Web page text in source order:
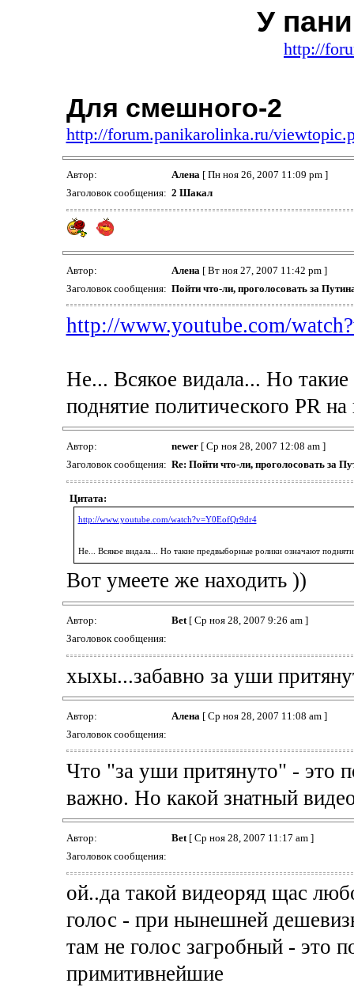
У
http://
Для смешного-2
http://forum.panikarolinka.ru/
Автор: Алена[ Пн ноя 26, 2007 11:09 pm ]
Заголовок сообщения: 2 Шакал
Автор: Алена [ Вт ноя 27, 2007 11:42 pm ]
Заголовок сообщения: Пойти что-ли, проголосовать за
http://www.youtube.com/
Не... Всякое видала... Но
поднятие политического PR
Автор: newer[ Ср ноя 28, 2007 12:08 am ]
Заголовок сообщения: Re: Пойти что-ли, проголосовать за
Цитата:
http://www.youtube.com/watch?v=Y0EofQr9dr4
Не... Всякое видала... Но такие предвыборные ролики означают
Вот умеете же находить ))
Автор: Bet[ Ср ноя 28, 2007 9:26 am ]
Заголовок сообщения:
хыхы...забавно за уши
Автор: Алена [ Ср ноя 28, 2007 11:08 am ]
Заголовок сообщения:
Что "за уши притянуто" - это
важно. Но какой знатный
Автор: Bet[ Ср ноя 28, 2007 11:17 am ]
Заголовок сообщения:
ой..да такой видеоряд щас
голос - при нынешней
там не голос загробный - это
примитивнейшие